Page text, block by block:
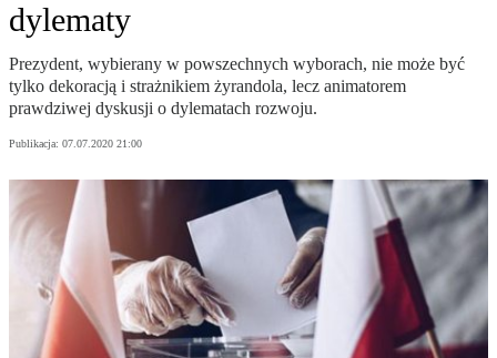
dylematy
Prezydent, wybierany w powszechnych wyborach, nie może być
tylko dekoracją i strażnikiem żyrandola, lecz animatorem
prawdziwej dyskusji o dylematach rozwoju.
Publikacja: 07.07.2020 21:00